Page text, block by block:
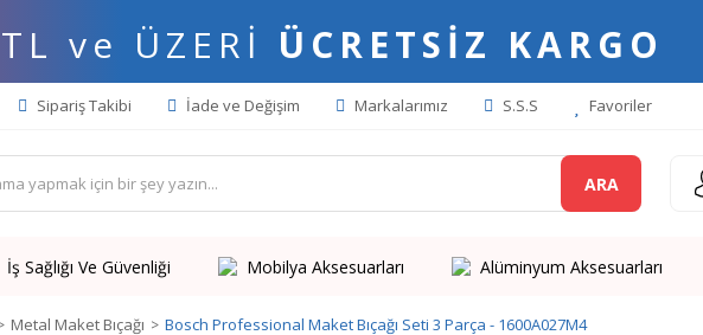
ve ÜZERİ ÜCRETSİZ KARGO
Sipariş Takibi İade ve Değişim Markalarımız S.S.S Favoriler
ARA
İş Sağlığı Ve Güvenliği Mobilya Aksesuarları Alüminyum Aksesuarları
Metal Maket Bıçağı Bosch Professional Maket Bıçağı Seti 3 Parça - 1600A027M4